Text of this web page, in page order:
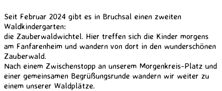
Seit Februar 2024 gibt es in Bruchsal einen zweiten
Waldkindergarten:
die Zauberwaldwichtel. Hier treffen sich die Kinder morgens
am Fanfarenheim und wandern von dort in den wunderschönen
Zauberwald.
Nach einem Zwischenstopp an unserem Morgenkreis-Platz und
einer gemeinsamen Begrüßungsrunde wandern wir weiter zu
einem unserer Waldplätze.